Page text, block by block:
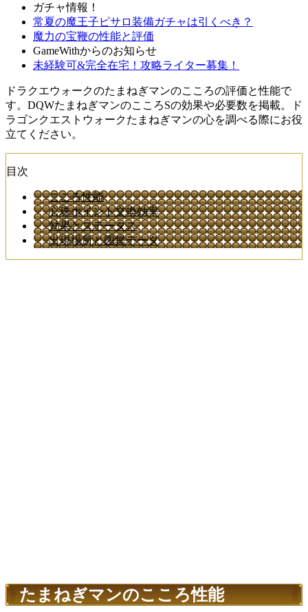
ガチャ情報！
常夏の魔王子ピサロ装備ガチャは引くべき？
魔力の宝鞭の性能と評価
GameWithからのお知らせ
未経験可&完全在宅！攻略ライター募集！
ドラクエウォークのたまねぎマンのこころの評価と性能で
す。DQWたまねぎマンのこころSの効果や必要数を掲載。ド
ラゴンクエストウォークたまねぎマンの心を調べる際にお役
立てください。
目次
こころ性能
心珠ポイント交換効率
効果とステータス
出現場所と図鑑データ
たまねぎマンのこころ性能